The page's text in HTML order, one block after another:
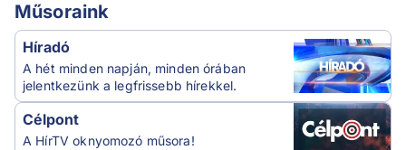
Műsoraink
Híradó
A hét minden napján, minden órában
jelentkezünk a legfrissebb hírekkel.
Célpont
A HírTV oknyomozó műsora!